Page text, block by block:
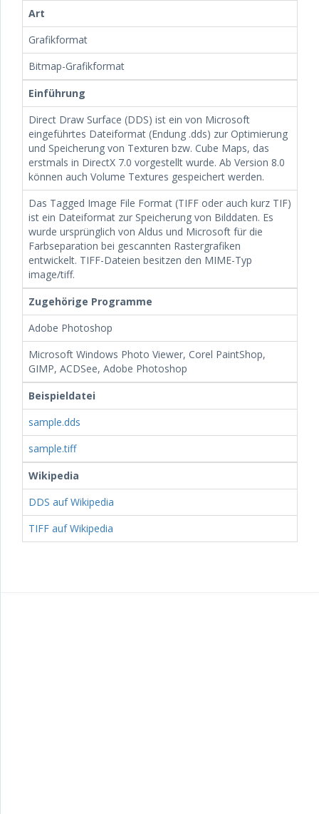
Art
Grafikformat
Bitmap-Grafikformat
Einführung
Direct Draw Surface (DDS) ist ein von Microsoft
eingeführtes Dateiformat (Endung .dds) zur Optimierung
und Speicherung von Texturen bzw. Cube Maps, das
erstmals in DirectX 7.0 vorgestellt wurde. Ab Version 8.0
können auch Volume Textures gespeichert werden.
Das Tagged Image File Format (TIFF oder auch kurz TIF)
ist ein Dateiformat zur Speicherung von Bilddaten. Es
wurde ursprünglich von Aldus und Microsoft für die
Farbseparation bei gescannten Rastergrafiken
entwickelt. TIFF-Dateien besitzen den MIME-Typ
image/tiff.
Zugehörige Programme
Adobe Photoshop
Microsoft Windows Photo Viewer, Corel PaintShop,
GIMP, ACDSee, Adobe Photoshop
Beispieldatei
sample.dds
sample.tiff
Wikipedia
DDS auf Wikipedia
TIFF auf Wikipedia